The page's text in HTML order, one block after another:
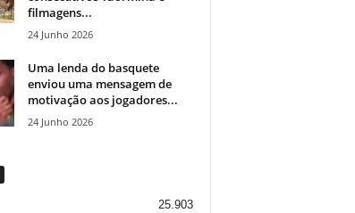
filmagens...
24 Junho 2026
Uma lenda do basquete
enviou uma mensagem de
motivação aos jogadores...
24 Junho 2026
25.903